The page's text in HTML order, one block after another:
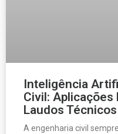
Inteligência
Civil: Aplicações
Laudos Técnicos
A engenharia civil